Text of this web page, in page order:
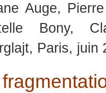
Auge,
Bony,
Paris, juin